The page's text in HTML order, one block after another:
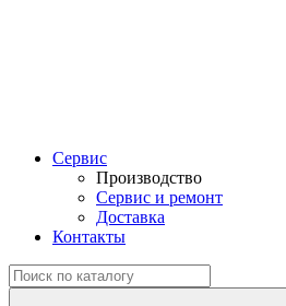
Сервис
Производство
Сервис и ремонт
Доставка
Контакты